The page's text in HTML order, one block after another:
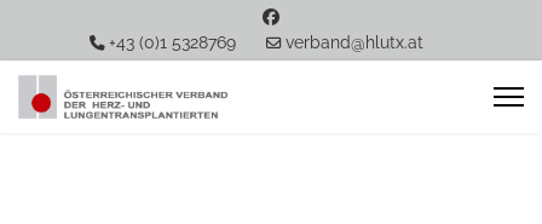
+43 (0)1 5328769 verband@hlutx.at